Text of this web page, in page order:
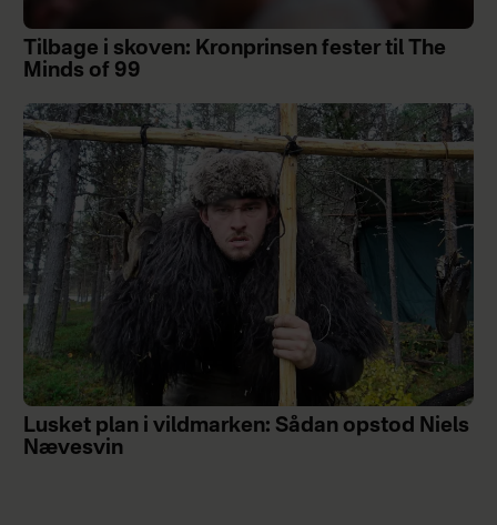
Tilbage i skoven: Kronprinsen fester til The
Minds of 99
Lusket plan i vildmarken: Sådan opstod Niels
Nævesvin